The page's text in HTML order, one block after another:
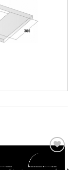
Wishlist